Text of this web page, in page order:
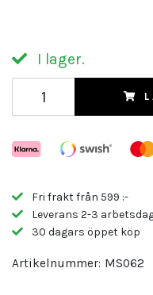
I lager.
Fri frakt från 599 :-
Leverans 2-3
30 dagars öppet köp
Artikelnummer: MS062